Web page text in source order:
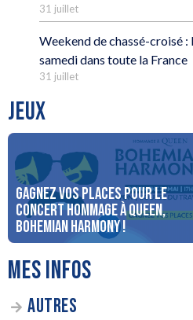
31 juillet
Weekend de chassé-croisé
samedi dans toute la France
31 juillet
JEUX
Gagnez vos places pour le
concert Hommage à Queen,
Bohemian Harmony !
MES INFOS
AUTRES